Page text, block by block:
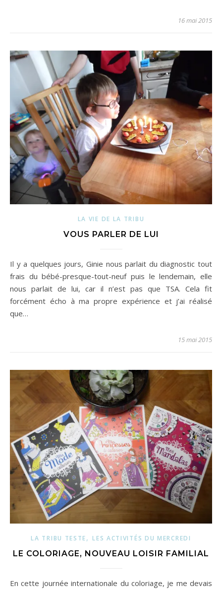
16 mai 2015
LA VIE DE LA TRIBU
VOUS PARLER DE LUI
Il y a quelques jours, Ginie nous parlait du diagnostic tout
frais du bébé-presque-tout-neuf puis le lendemain, elle
nous parlait de lui, car il n’est pas que TSA. Cela fit
forcément écho à ma propre expérience et j’ai réalisé
que…
15 mai 2015
LA TRIBU TESTE,LES ACTIVITÉS DU MERCREDI
LE COLORIAGE, NOUVEAU LOISIR FAMILIAL
En cette journée internationale du coloriage, je me devais